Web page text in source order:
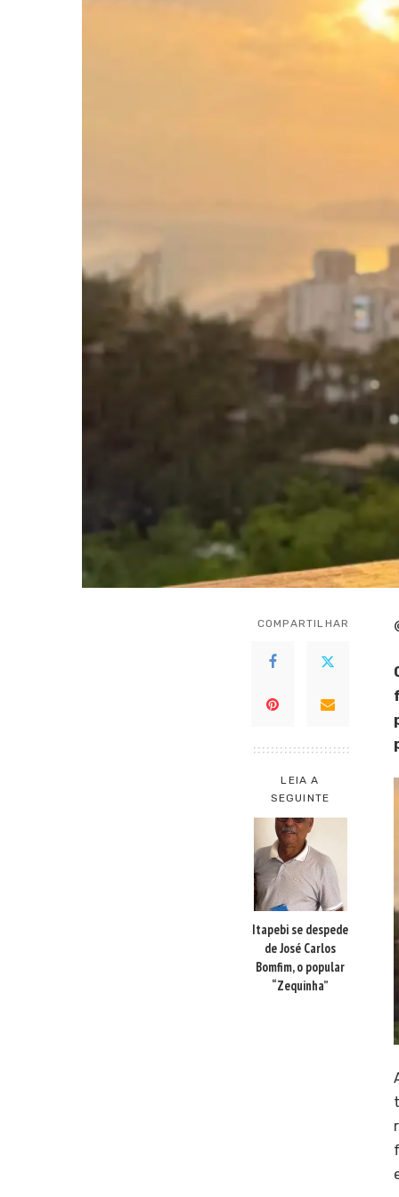
COMPARTILHAR
LEIA A
SEGUINTE
Itapebi se despede
de José Carlos
Bomfim, o popular
“Zequinha”